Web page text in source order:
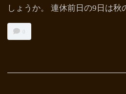
しょうか。 連休前日の9日は
0